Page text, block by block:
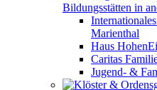
Bildungsstätten in
Marienthal
Haus
Caritas
Jugend- &